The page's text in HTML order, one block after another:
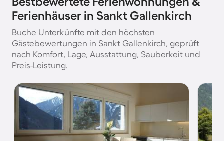
Ferienhäuser in Sankt Gallenkirch
Buche Unterkünfte mit den höchsten
Gästebewertungen in Sankt Gallenkirch, geprüft
nach Komfort, Lage, Ausstattung, Sauberkeit und
Preis-Leistung.